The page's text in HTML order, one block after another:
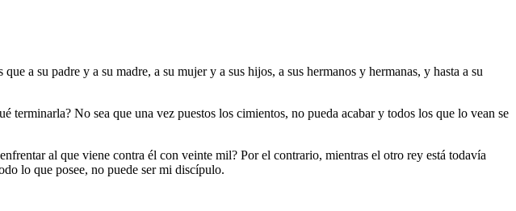
a su padre y a su madre, a su mujer y a sus hijos, a sus hermanos y hermanas, y hasta a su
No sea que una vez puestos los cimientos, no pueda acabar y todos los que lo vean se
al que viene contra él con veinte mil? Por el contrario, mientras el otro rey está todavía
lo que posee, no puede ser mi discípulo.